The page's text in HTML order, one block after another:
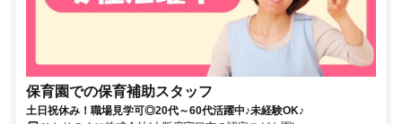
保育園での保育補助スタッフ
土日祝休み！職場見学可◎20代～60代活躍中♪未経験OK♪